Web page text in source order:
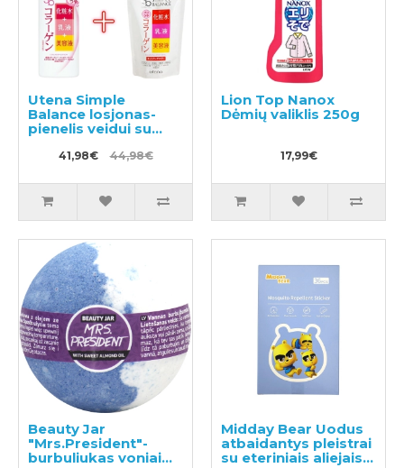
Utena Simple
Balance losjonas-
pienelis veidui su
užpildu 200ml
41,98€ 44,98€
Lion Top Nanox
Dėmių valiklis 250g
17,99€
Beauty Jar
"Mrs.President"-
burbuliukas voniai
Midday Bear Uodus
atbaidantys pleistrai
su eteriniais aliejais